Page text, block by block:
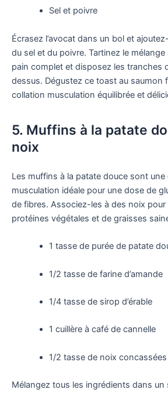
Sel et poivre
Écrasez l’avocat dans un bol et
du sel et du poivre. Tartinez le
pain complet et disposez les tranches
dessus. Dégustez ce toast au saumon
collation musculation équilibrée et
5. Muffins à la patate
noix
Les muffins à la patate douce sont
musculation idéale pour une dose de
de fibres. Associez-les à des noix pour
protéines végétales et de graisses
1 tasse de purée de patate
1/2 tasse de farine d’amande
1/4 tasse de sirop d’érable
1 cuillère à café de cannelle
1/2 tasse de noix concassées
Mélangez tous les ingrédients dans un